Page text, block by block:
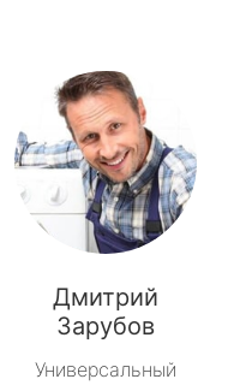
Дмитрий
Зарубов
Универсальный